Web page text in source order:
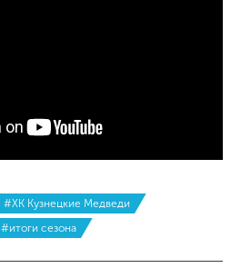
#ХК Кузнецкие Медведи
#итоги сезона